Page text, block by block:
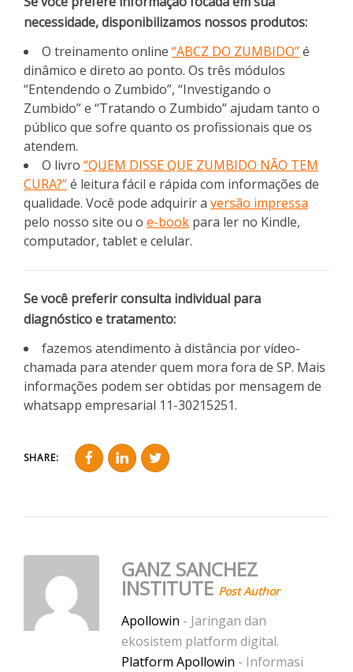
necessidade, disponibilizamos nossos produtos:
O treinamento online “ABCZ DO ZUMBIDO”é
dinâmico e direto ao ponto. Os três módulos
“Entendendo o Zumbido”, “Investigando o
Zumbido” e “Tratando o Zumbido” ajudam tanto o
público que sofre quanto os profissionais que os
atendem.
O livro “QUEM DISSE QUE ZUMBIDO NÃO TEM
CURA?”é leitura fácil e rápida com informações de
qualidade. Você pode adquirir a versão impressa
pelo nosso site ou o e-book para ler no Kindle,
computador, tablet e celular.
Se você preferir consulta individual para
diagnóstico e tratamento:
fazemos atendimento à distância por vídeo-
chamada para atender quem mora fora de SP. Mais
informações podem ser obtidas por mensagem de
whatsapp empresarial 11-30215251.
SHARE:
GANZ SANCHEZ
INSTITUTE Post Author
Apollowin - Jaringan dan
ekosistem platform digital.
Platform Apollowin - Informasi